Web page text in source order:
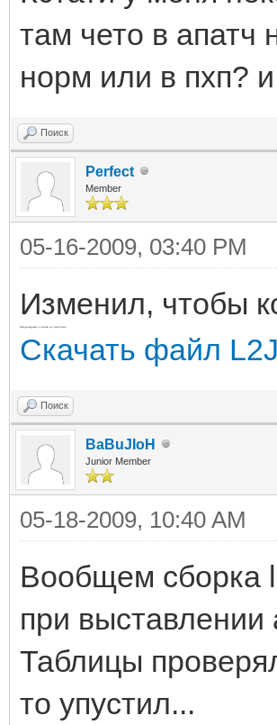
там чето в апатч
норм или в пхп?
Поиск
Perfect
Member
05-16-2009, 03:40 PM
Изменил, чтобы
Предощущая ссылка не работает
Скачать файл
Поиск
BaBuJIoH
Junior Member
05-18-2009, 10:40 AM
Вообщем сборка
при выставлении
Таблицы
то упустил...